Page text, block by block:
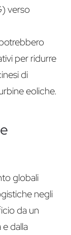
verso
per ridurre
di
eoliche.
globali
negli
da un
dalla